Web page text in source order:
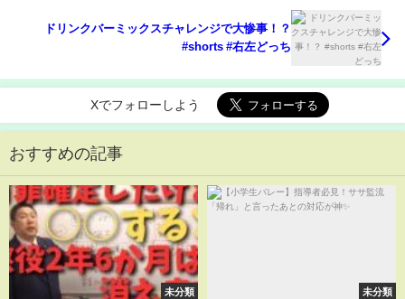
ドリンクバーミックスチャレンジで大惨事！？
#shorts #右左どっち
Xでフォローしよう
おすすめの記事
未分類 未分類